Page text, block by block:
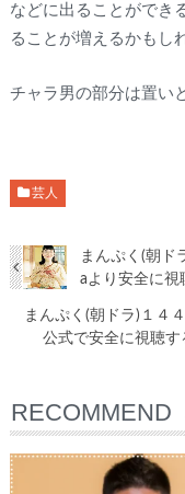
などに出ることができ
ることが増えるかもし
チャラ男の部分は置い
芸人
まんぷく(朝ド
aより安全に視
まんぷく(朝ドラ)１４
公式で安全に視聴
RECOMMEND